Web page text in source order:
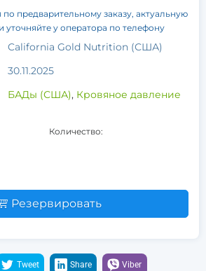
по предварительному заказу, актуальную
уточняйте у оператора по телефону
California Gold Nutrition (США)
30.11.2025
БАДы (США), Кровяное давление
Количество:
Резервировать
Tweet Share Viber